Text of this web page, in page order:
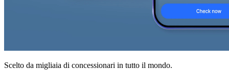
Scelto da migliaia di concessionari in tutto il mondo.